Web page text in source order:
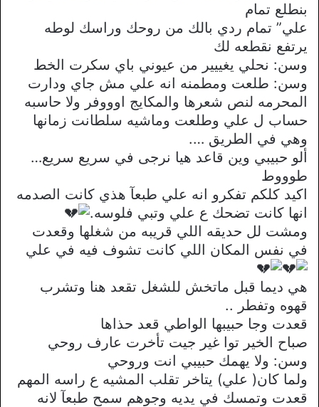
بنطلع تمام
علي” تمام ردي بالك من روحك وراسك لوطه
يرتفع نقطعه لك
وسن: نحلي يغييير من عيوني باي سكرت الخط
وسن: طلعت ومطمنه انه علي مش جاي ودارت
المحرمه لنص شعرها والمكايج اوووفر ولا حاسبه
حساب ل علي وطلعت وماشيه سلطانت زمانها
وهي في الطريق ….
ألو حبيبي وين قاعد هيا نرجى في سريع سريع…
طوووط
اكيد كلكم تفكرو انه علي طبعآ هذي كانت الصدمه
انها كانت تضحك ع علي وتبي فلوسه.
ومشت لل حديقه اللي قريبه من شغلها وقعدت
في نفس المكان اللي كانت تشوف فيه في علي
هي ديما قبل ماتخش للشغل تقعد هنا وتشرب
قهوه وتفطر ..
قعدت وجا حبيبها الواطي قعد حذاها
صباح الخير توا غير جيت تأخرت عارف روحي
وسن: ولا يهمك حبيبي انت وروحي
ولما كان( علي) يتاخر تقلب المشيه ع راسه المهم
قعدت وتمسك في يديه وجوهم سمح طبعآ لانه